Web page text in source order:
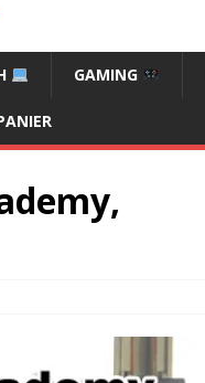
GAMING